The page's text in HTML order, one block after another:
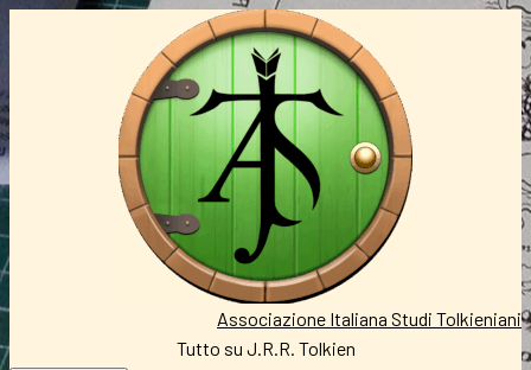
Associazione Italiana Studi Tolkieniani
Tutto su J.R.R. Tolkien